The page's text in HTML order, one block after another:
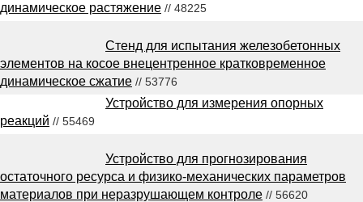
динамическое растяжение // 48225
Стенд для испытания железобетонных
элементов на косое внецентренное кратковременное
динамическое сжатие // 53776
Устройство для измерения опорных
реакций // 55469
Устройство для прогнозирования
остаточного ресурса и физико-механических параметров
материалов при неразрушающем контроле // 56620